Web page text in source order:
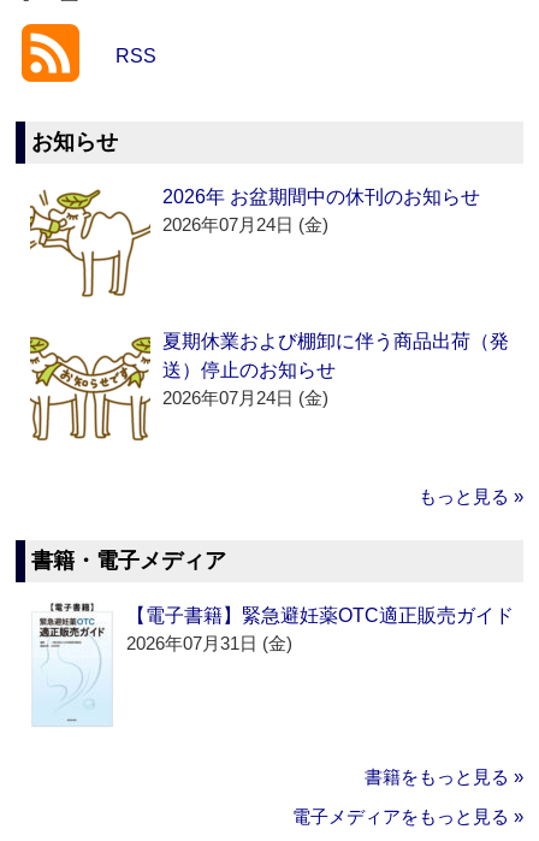
RSS
お知らせ
2026年 お盆期間中の休刊のお知らせ
2026年07月24日 (金)
夏期休業および棚卸に伴う商品出荷（発
送）停止のお知らせ
2026年07月24日 (金)
もっと見る »
書籍・電子メディア
【電子書籍】緊急避妊薬OTC適正販売ガイド
2026年07月31日 (金)
書籍をもっと見る »
電子メディアをもっと見る »